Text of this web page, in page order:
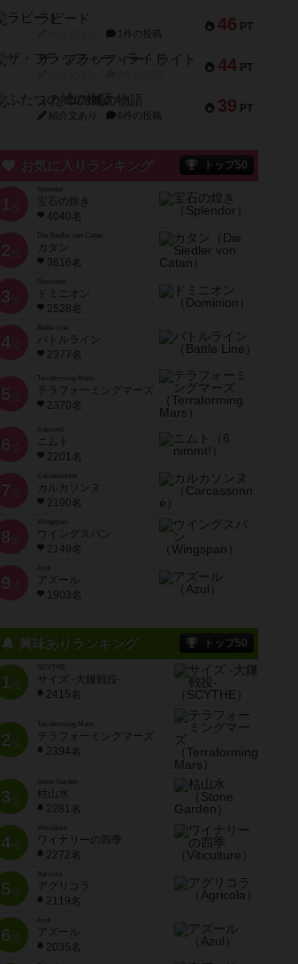
46 PT
ラピード
1件の投稿
44 PT
ザ・フラッフィー・ライト
39 PT
ふたつの城の物語
紹介文あり 6件の投稿
お気に入りランキング トップ50
1 位
宝石の煌き
4040名
2 位
Die Siedler von Catan
カタン
3616名
3 位
ドミニオン
2528名
4位
Battle Line
バトルライン
2377名
5 位
Terraforming Mars
テラフォーミングマーズ
2370名
6 位
ニムト
2201名
7 位
Carcassonne
カルカソンヌ
2190名
8 位
Wingspan
ウイングスパン
2149名
9 位
Azul
アズール
1903名
興味ありランキング トップ50
1位
SCYTHE
サイズ -大鎌戦役-
2415名
2位
Terraforming Mars
テラフォーミングマーズ
2394名
3位
Stone Garden
枯山水
2281名
4位
Viticulture
ワイナリーの四季
2272名
5位
Agricola
アグリコラ
2119名
6位
Azul
アズール
2035名